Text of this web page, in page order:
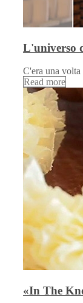
L'universo
C'era una
Read more
«In The